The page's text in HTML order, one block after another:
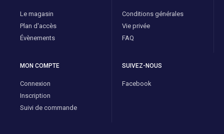
Le magasin
Plan d'accès
Évènements
Conditions générales
Vie privée
FAQ
MON COMPTE
Connexion
Inscription
Suivi de commande
SUIVEZ-NOUS
Facebook